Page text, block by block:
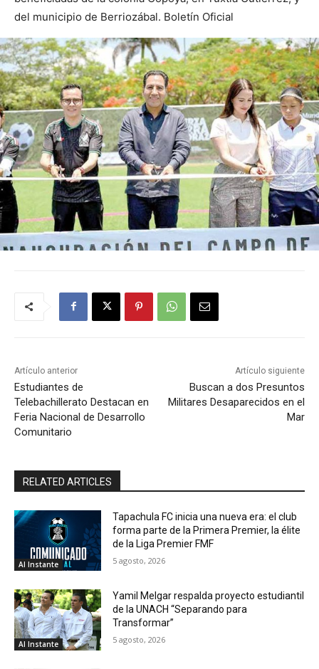
del municipio de Berriozábal. Boletín Oficial
Artículo anterior
Estudiantes de
Telebachillerato Destacan en
Feria Nacional de Desarrollo
Comunitario
Artículo siguiente
Buscan a dos Presuntos
Militares Desaparecidos en el
Mar
RELATED ARTICLES
Al Instante
Tapachula FC inicia una nueva era: el club
forma parte de la Primera Premier, la élite
de la Liga Premier FMF
5 agosto, 2026
Al Instante
Yamil Melgar respalda proyecto estudiantil
de la UNACH “Separando para
Transformar”
5 agosto, 2026